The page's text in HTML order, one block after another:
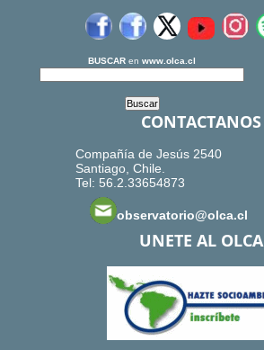
BUSCAR en www.olca.cl
CONTACTANOS
Compañía de Jesús 2540
Santiago, Chile.
Tel: 56.2.33654873
observatorio@olca.cl
UNETE AL OLCA